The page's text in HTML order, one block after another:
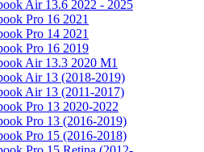
Air 13.6 2022 - 2025
Pro 16 2021
Pro 14 2021
Pro 16 2019
Air 13.3 2020 M1
Air 13 (2018-2019)
Air 13 (2011-2017)
Pro 13 2020-2022
Pro 13 (2016-2019)
Pro 15 (2016-2018)